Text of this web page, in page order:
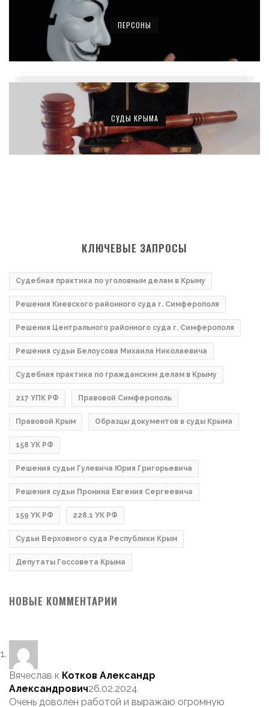
ПЕРСОНЫ
СУДЫ КРЫМА
КЛЮЧЕВЫЕ ЗАПРОСЫ
Судебная практика по уголовным делам в Крыму
Решения Киевского районного суда г. Симферополя
Решения Центрального районного суда г. Симферополя
Решения судьи Белоусова Михаила Николаевича
Судебная практика по гражданским делам в Крыму
217 УПК РФ Правовой Симферополь
Правовой Крым Образцы документов в суды Крыма
158 УК РФ
Решения судьи Гулевича Юрия Григорьевича
Решения судьи Пронина Евгения Сергеевича
159 УК РФ 228.1 УК РФ
Судьи Верховного суда Республики Крым
Депутаты Госсовета Крыма
НОВЫЕ КОММЕНТАРИИ
Вячеслав к Котков Александр
Александрович26.02.2024
Очень доволен работой и выражаю огромную